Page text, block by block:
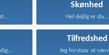
Skønhed
Hel dejlig er du...
Tilfredshed
Jeg forstaar at